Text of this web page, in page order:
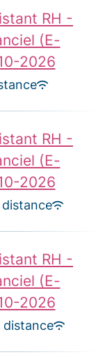
RH -
(E-
2026
RH -
(E-
2026
RH -
(E-
2026
distance